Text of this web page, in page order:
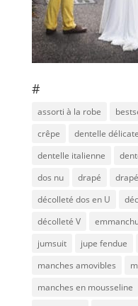
#
assorti à la robe
crêpe
dentelle délicate
dentelle italienne
dos nu
drapé
décolleté dos en U
décolleté V
jumsuit
jupe fendue
manches amovibles
manches en mousseline